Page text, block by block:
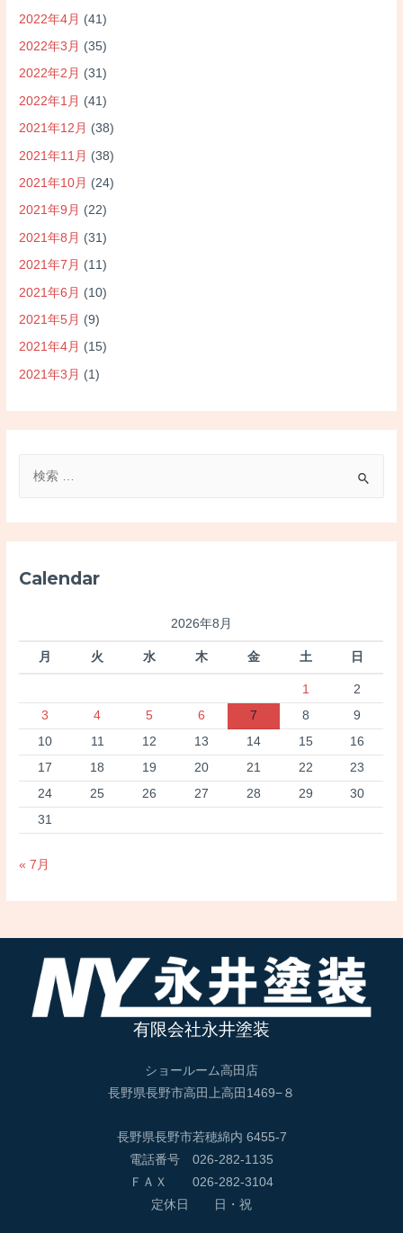
2022年4月 (41)
2022年3月 (35)
2022年2月 (31)
2022年1月 (41)
2021年12月 (38)
2021年11月 (38)
2021年10月 (24)
2021年9月 (22)
2021年8月 (31)
2021年7月 (11)
2021年6月 (10)
2021年5月 (9)
2021年4月 (15)
2021年3月 (1)
象
Calendar
2026年8月
月 火 水 木 金 土 日
1
2
3
4 5 6 7 8
9
10
11 12 13 14 15
16
17
18 19 20 21 22
23
24
25 26 27 28 29
30
31
« 7月
有限会社永井塗装
ショールーム高田店
長野県長野市高田上高田1469−８
長野県長野市若穂綿内 6455-7
電話番号 026-282-1135
ＦＡＸ 026-282-3104
定休日 日・祝